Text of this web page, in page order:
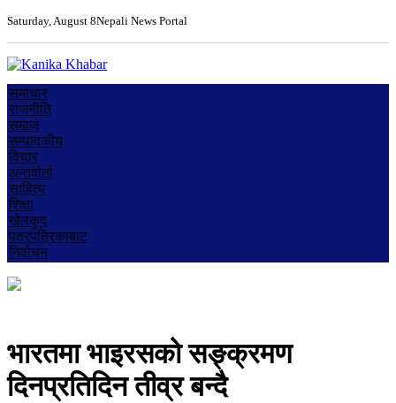
Saturday, August 8Nepali News Portal
समाचार
राजनीति
समाज
सम्पादकीय
विचार
अन्तर्वार्ता
साहित्य
शिक्षा
खेलकुद
पत्रपत्रिकाबाट
निर्वाचन
भारतमा भाइरसको सङ्क्रमण
दिनप्रतिदिन तीव्र बन्दै